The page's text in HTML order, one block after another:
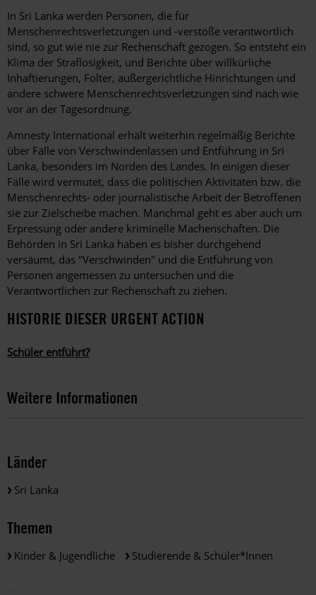
Hintergrund
In Sri Lanka werden Personen, die für
Menschenrechtsverletzungen und -verstöße verantwortlich
sind, so gut wie nie zur Rechenschaft gezogen. So entsteht ein
Klima der Straflosigkeit, und Berichte über willkürliche
Inhaftierungen, Folter, außergerichtliche Hinrichtungen und
andere schwere Menschenrechtsverletzungen sind nach wie
vor an der Tagesordnung.
Amnesty International erhält weiterhin regelmäßig Berichte
über Fälle von Verschwindenlassen und Entführung in Sri
Lanka, besonders im Norden des Landes. In einigen dieser
Fälle wird vermutet, dass die politischen Aktivitäten bzw. die
Menschenrechts- oder journalistische Arbeit der Betroffenen
sie zur Zielscheibe machen. Manchmal geht es aber auch um
Erpressung oder andere kriminelle Machenschaften. Die
Behörden in Sri Lanka haben es bisher durchgehend
versäumt, das "Verschwinden" und die Entführung von
Personen angemessen zu untersuchen und die
Verantwortlichen zur Rechenschaft zu ziehen.
HISTORIE DIESER URGENT ACTION
Schüler entführt?
Weitere Informationen
Länder
Sri Lanka
Themen
Kinder & Jugendliche Studierende & Schüler*innen